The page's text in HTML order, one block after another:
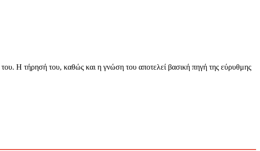
του. Η τήρησή του, καθώς και η γνώση του αποτελεί βασική πηγή της εύρυθμης